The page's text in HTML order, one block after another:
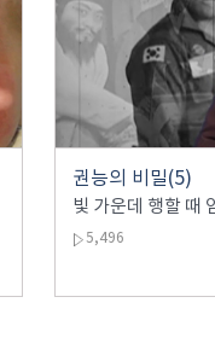
권능의 비밀(5)
빛 가운데 행할 때
5,496